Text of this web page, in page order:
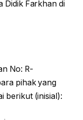
Didik Farkhan di
No: R-
pihak yang
berikut (inisial):